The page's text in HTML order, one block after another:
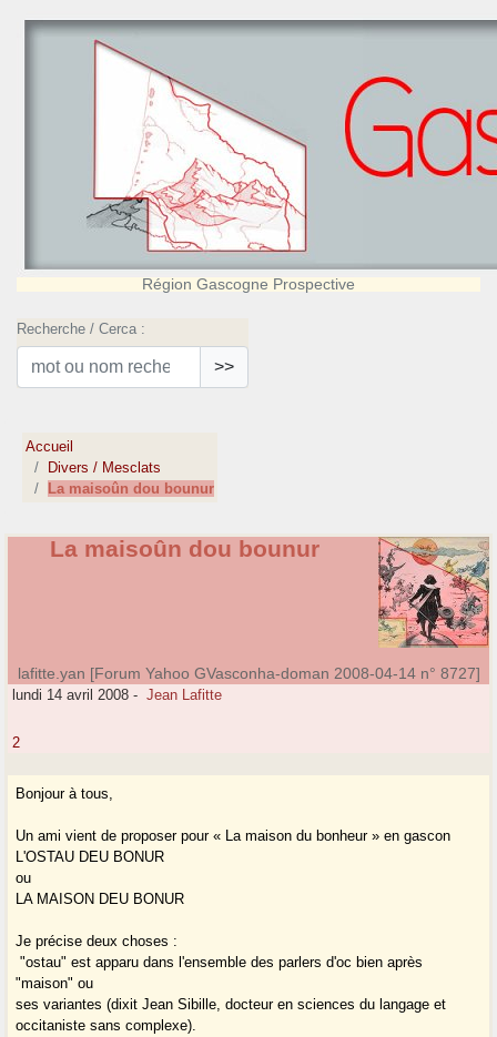
Région Gascogne Prospective
Recherche / Cerca :
>>
Accueil
Divers / Mesclats
La maisoûn dou bounur
La maisoûn dou bounur
lafitte.yan [Forum Yahoo GVasconha-doman 2008-04-14 n° 8727]
lundi 14 avril 2008 - Jean Lafitte
2
Bonjour à tous,
Un ami vient de proposer pour « La maison du bonheur » en gascon
L'OSTAU DEU BONUR
ou
LA MAISON DEU BONUR
Je précise deux choses :
­ "ostau" est apparu dans l'ensemble des parlers d'oc bien après
"maison" ou
ses variantes (dixit Jean Sibille, docteur en sciences du langage et
occitaniste sans complexe).